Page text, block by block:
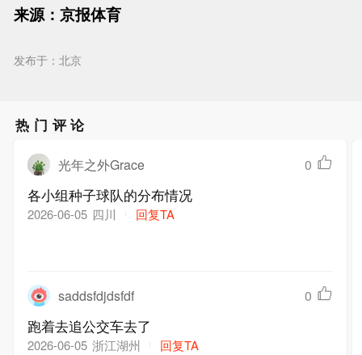
来源：京报体育
发布于：北京
热门评论
光年之外Grace 0
各小组种子球队的分布情况
2026-06-05 四川 回复TA
saddsfdjdsfdf 0
跑着去追公交车去了
2026-06-05 浙江湖州 回复TA